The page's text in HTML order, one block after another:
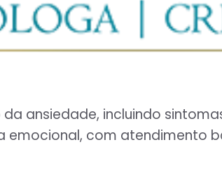
ansiedade, incluindo
emocional, com atendimento